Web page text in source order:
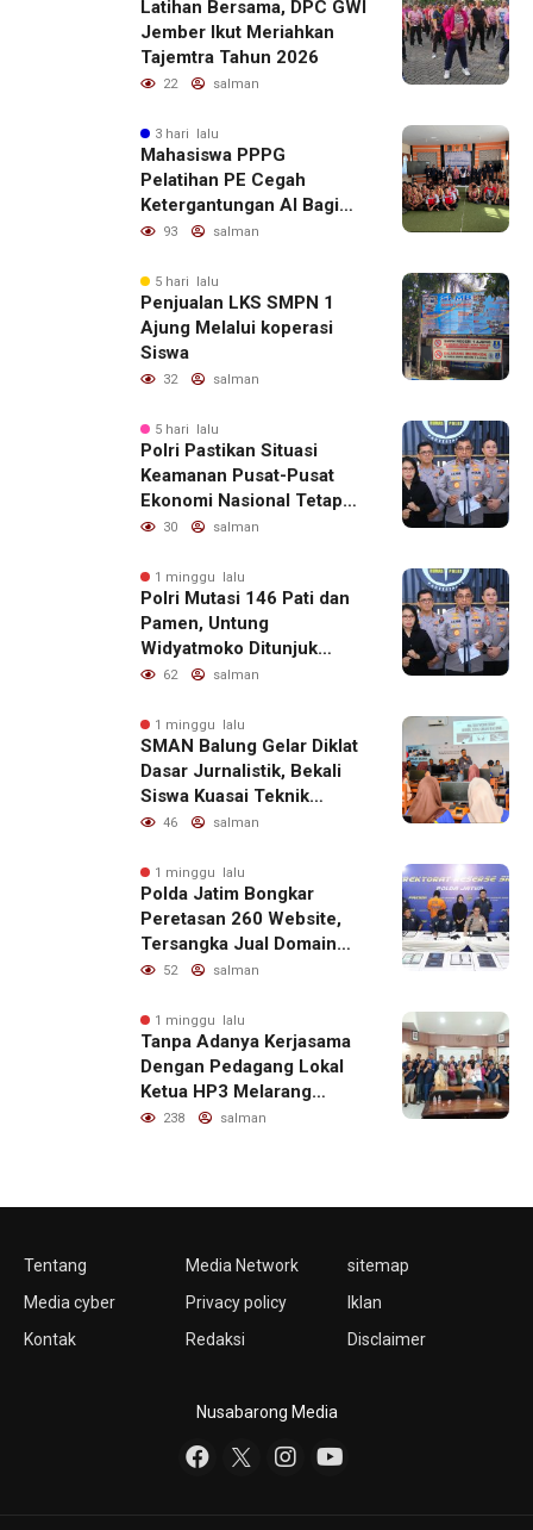
Latihan Bersama, DPC GWI
Jember Ikut Meriahkan
Tajemtra Tahun 2026
22 salman
3 hari lalu
Mahasiswa PPPG
Pelatihan PE Cegah
Ketergantungan AI Bagi
93 salman
5 hari lalu
Penjualan LKS SMPN 1
Ajung Melalui koperasi
Siswa
32 salman
5 hari lalu
Polri Pastikan Situasi
Keamanan Pusat-Pusat
Ekonomi Nasional Tetap
Kondusif
30 salman
1 minggu lalu
Polri Mutasi 146 Pati dan
Pamen, Untung
Widyatmoko Ditunjuk
sebagai Kadivhubinter
62 salman
1 minggu lalu
SMAN Balung Gelar Diklat
Dasar Jurnalistik, Bekali
Siswa Kuasai Teknik
Menulis Berita yang
46 salman
1 minggu lalu
Polda Jatim Bongkar
Peretasan 260 Website,
Tersangka Jual Domain
untuk Promosi Judi Online
52 salman
1 minggu lalu
Tanpa Adanya Kerjasama
Dengan Pedagang Lokal
Ketua HP3 Melarang
Aktifitas Pedagang Ikan
238 salman
Tentang
Media cyber
Kontak
Media Network
Privacy policy
Redaksi
sitemap
Iklan
Disclaimer
Nusabarong Media